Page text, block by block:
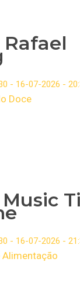
- 16-07-2026 -
Doce
- 16-07-2026 -
Alimentação